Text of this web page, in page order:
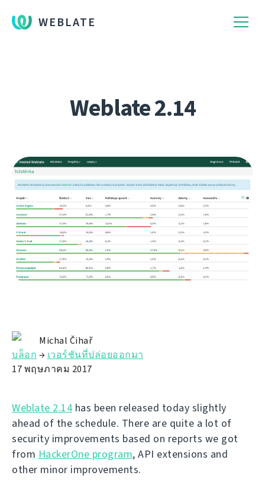
WEBLATE
Weblate 2.14
Michal Čihař
บล็อก → เวอร์ชันที่ปล่อยออกมา
17 พฤษภาคม 2017
Weblate 2.14 has been released today slightly
ahead of the schedule. There are quite a lot of
security improvements based on reports we got
from HackerOne program, API extensions and
other minor improvements.